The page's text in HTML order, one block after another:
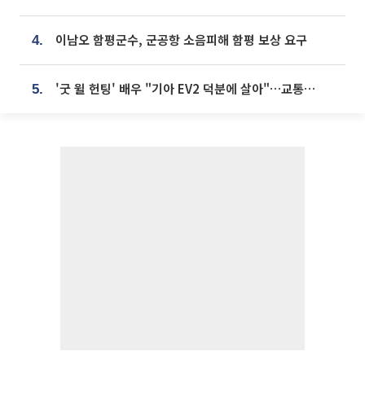
4. 이남오 함평군수, 군공항 소음피해 함평 보상 요구
5. '굿 윌 헌팅' 배우 "기아 EV2 덕분에 살아"…교통사고 후 안전성 극찬